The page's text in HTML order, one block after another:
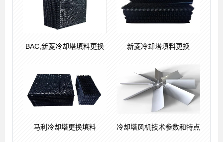
BAC,新菱冷却塔填料更换 新菱冷却塔填料更换
马利冷却塔更换填料 冷却塔风机技术参数和特点